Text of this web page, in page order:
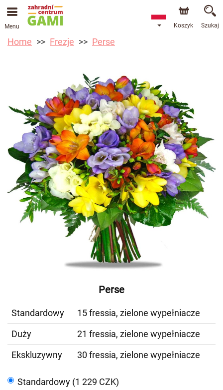
Menu Koszyk Szukaj
Home Frezje Perse
Perse
Standardowy
15 fressia, zielone wypełniacze
Duży
21 fressia, zielone wypełniacze
Ekskluzywny
30 fressia, zielone wypełniacze
Standardowy (1 229 CZK)